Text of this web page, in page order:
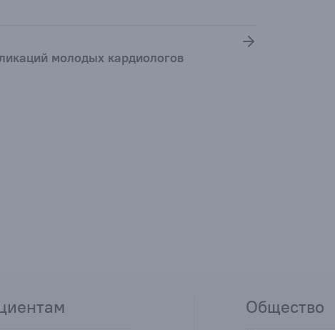
молодых кардиологов
Общество